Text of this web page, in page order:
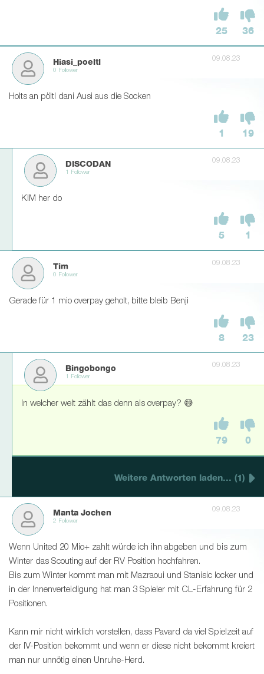
25 36
Hiasi_poeltl
0 Follower
09.08.23
Holts an pöltl dani Ausi aus die Socken
1 19
DISCODAN
1 Follower
09.08.23
KIM her do
5 1
Tim
0 Follower
09.08.23
Gerade für 1 mio overpay geholt, bitte bleib Benji
8 23
Bingobongo
1 Follower
09.08.23
In welcher welt zählt das denn als overpay? 😅
79 0
Weitere Antworten laden... (1)
Manta Jochen
2 Follower
09.08.23
Wenn United 20 Mio+ zahlt würde ich ihn abgeben und bis zum
Winter das Scouting auf der RV Position hochfahren.
Bis zum Winter kommt man mit Mazraoui und Stanisic locker und
in der Innenverteidigung hat man 3 Spieler mit CL-Erfahrung für 2
Positionen.
Kann mir nicht wirklich vorstellen, dass Pavard da viel Spielzeit auf
der IV-Position bekommt und wenn er diese nicht bekommt kreiert
man nur unnötig einen Unruhe-Herd.